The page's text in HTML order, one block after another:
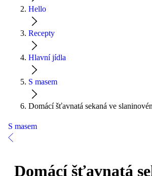
Hello
Recepty
Hlavní jídla
S masem
Domácí šťavnatá sekaná ve
S masem
Domácí šťavnatá